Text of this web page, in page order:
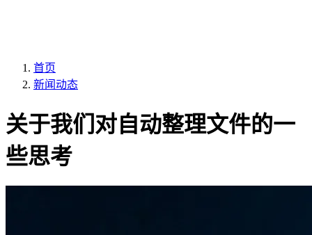
首页
新闻动态
关于我们对自动整理文件的一
些思考